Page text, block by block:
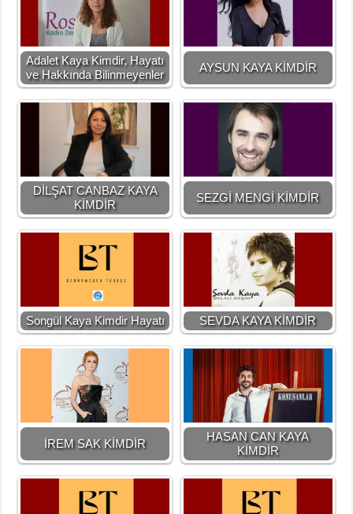
Adalet Kaya Kimdir, Hayatı
ve Hakkında Bilinmeyenler
AYSUN KAYA KİMDİR
DİLŞAT CANBAZ KAYA
KİMDİR
SEZGİ MENGİ KİMDİR
Songül Kaya Kimdir Hayatı SEVDA KAYA KİMDİR
İREM SAK KİMDİR
HASAN CAN KAYA
KİMDİR